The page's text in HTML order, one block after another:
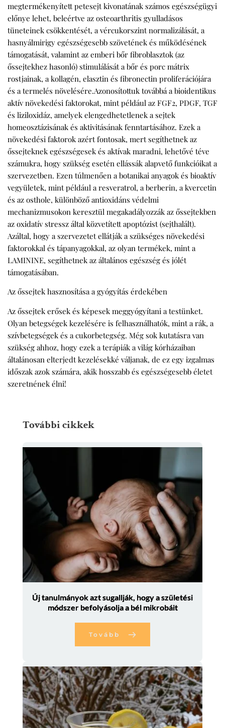
megtermékenyített petesejt kivonatának számos egészségügyi
előnye lehet, beleértve az osteoarthritis gyulladásos
tüneteinek csökkentését, a vércukorszint normalizálását, a
hasnyálmirigy egészségesebb szövetének és működésének
támogatását, valamint az emberi bőr fibroblasztok (az
őssejtekhez hasonló) stimulálását a bőr és porc mátrix
rostjainak, a kollagén, elasztin és fibronectin proliferációjára
és a termelés növelésére.Azonosítottuk továbbá a bioidentikus
aktív növekedési faktorokat, mint például az FGF2, PDGF, TGF
és liziloxidáz, amelyek elengedhetetlenek a sejtek
homeosztázisának és aktivitásának fenntartásához. Ezek a
növekedési faktorok azért fontosak, mert segíthetnek az
őssejteknek egészségesek és aktívak maradni, lehetővé téve
számukra, hogy szükség esetén ellássák alapvető funkcióikat a
szervezetben. Ezen túlmenően a botanikai anyagok és bioaktív
vegyületek, mint például a resveratrol, a berberin, a kvercetin
és az osthole, különböző antioxidáns védelmi
mechanizmusokon keresztül megakadályozzák az őssejtekben
az oxidatív stressz által közvetített apoptózist (sejthalált).
Azáltal, hogy a szervezetet ellátják a szükséges növekedési
faktorokkal és tápanyagokkal, az olyan termékek, mint a
LAMININE, segíthetnek az általános egészség és jólét
támogatásában.
Az őssejtek hasznosítása a gyógyítás érdekében
Az őssejtek erősek és képesek meggyógyítani a testünket.
Olyan betegségek kezelésére is felhasználhatók, mint a rák, a
szívbetegségek és a cukorbetegség. Még sok kutatásra van
szükség ahhoz, hogy ezek a terápiák a világ kórházaiban
általánosan elterjedt kezelésekké váljanak, de ez egy izgalmas
időszak azok számára, akik hosszabb és egészségesebb életet
szeretnének élni!
További cikkek
Új tanulmányok azt sugallják, hogy a születési
módszer befolyásolja a bél mikrobáit
Tovább